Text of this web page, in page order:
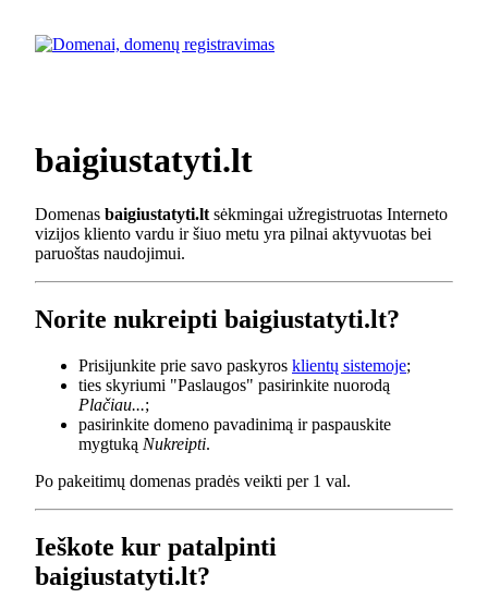
baigiustatyti.lt
Domenas baigiustatyti.lt sėkmingai užregistruotas Interneto
vizijos kliento vardu ir šiuo metu yra pilnai aktyvuotas bei
paruoštas naudojimui.
Norite nukreipti baigiustatyti.lt?
Prisijunkite prie savo paskyros klientų sistemoje;
ties skyriumi "Paslaugos" pasirinkite nuorodą
Plačiau...;
pasirinkite domeno pavadinimą ir paspauskite
mygtuką Nukreipti.
Po pakeitimų domenas pradės veikti per 1 val.
Ieškote kur patalpinti
baigiustatyti.lt?